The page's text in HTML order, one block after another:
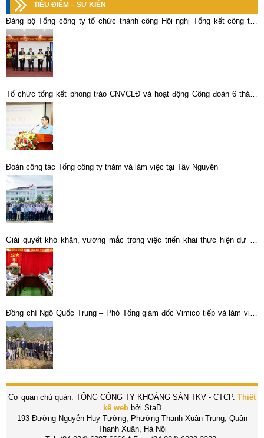
TIÊU ĐIỂM – SỰ KIỆN
Đảng bộ Tổng công ty tổ chức thành công Hội nghị Tổng kết công tác
xây dựng Đảng năm 2019, triển khai phương hướng nhiệm vụ năm 2020
và Lễ trao tặng huy hiệu 30 năm tuổi đảng
Tổ chức tổng kết phong trào CNVCLĐ và hoạt động Công đoàn 6 tháng
đầu năm 2023
Đoàn công tác Tổng công ty thăm và làm việc tại Tây Nguyên
Giải quyết khó khăn, vướng mắc trong việc triển khai thực hiện dự án
khai thác, chế biến đất hiếm tại mỏ Đông Pao, huyện Tam Đường
Đồng chí Ngô Quốc Trung – Phó Tổng giám đốc Vimico tiếp và làm việc
với Đại sứ đặc mệnh toàn quyền Hoa Kỳ tại Việt Nam
Cơ quan chủ quản: TỔNG CÔNG TY KHOÁNG SẢN TKV - CTCP. Thiết
kế webbởi StaD
193 Đường Nguyễn Huy Tưởng, Phường Thanh Xuân Trung, Quận
Thanh Xuân, Hà Nội